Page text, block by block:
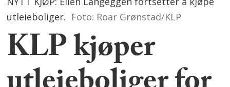
utleieboliger. Foto: Roar Grønstad/KLP
KLP kjøper